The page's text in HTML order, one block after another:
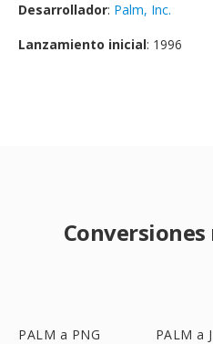
Desarrollador: Palm, Inc.
Lanzamiento inicial: 1996
PALM a PNG PALM a